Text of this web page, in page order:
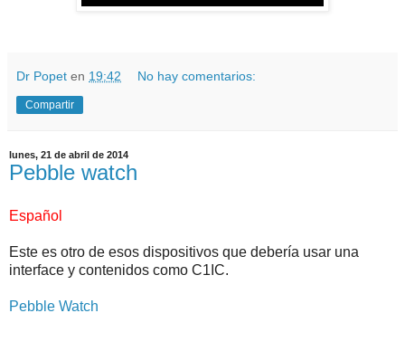
Dr Popet en 19:42 No hay comentarios:
Compartir
lunes, 21 de abril de 2014
Pebble watch
Español
Este es otro de esos dispositivos que debería usar una
interface y contenidos como C1IC.
Pebble Watch